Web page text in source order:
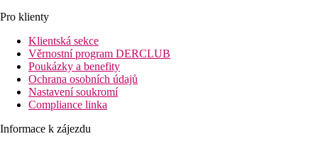
Pro klienty
Klientská sekce
Věrnostní program DERCLUB
Poukázky a benefity
Ochrana osobních údajů
Nastavení soukromí
Compliance linka
Informace k zájezdu